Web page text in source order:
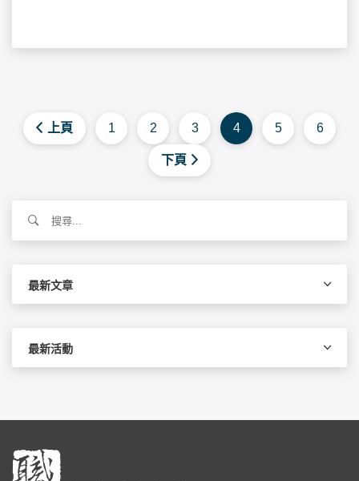
上頁 1 2 3 4 5 6
下頁
關
最新文章
最新活動